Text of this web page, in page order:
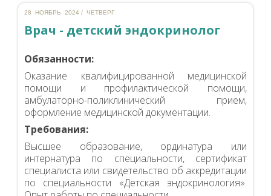
28 НОЯБРЬ 2024 / ЧЕТВЕРГ
Врач - детский эндокринолог
Обязанности:
Оказание квалифицированной медицинской
помощи и профилактической помощи,
амбулаторно-поликлинический прием,
оформление медицинской документации.
Требования:
Высшее образование, ординатура или
интернатура по специальности, сертификат
специалиста или свидетельство об аккредитации
по специальности «Детская эндокринология».